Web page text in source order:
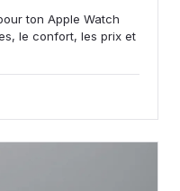
ton Apple Watch
le confort, les prix et